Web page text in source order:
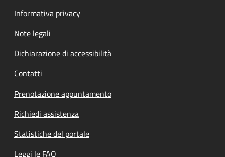
Informativa privacy
Note legali
Dichiarazione di accessibilità
Contatti
Prenotazione appuntamento
Richiedi assistenza
Statistiche del portale
Leggi le FAQ